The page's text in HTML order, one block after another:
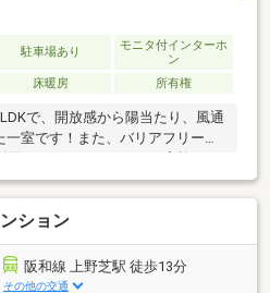
駐車場あり
モニタ付インターホ
ン
床暖房 所有権
で、開放感から陽当たり、風通
室です！また、バリアフリープ
っております♪※「楽style」とは、
までもスライド扉を採用し、床は
「安全」「安心」「健康」「環
、お子様～シニア層まで快適なお
屋になります。共用施設も充実
での快適な生活が期待できま
ション
阪和線 上野芝駅 徒歩13分
その他の交通